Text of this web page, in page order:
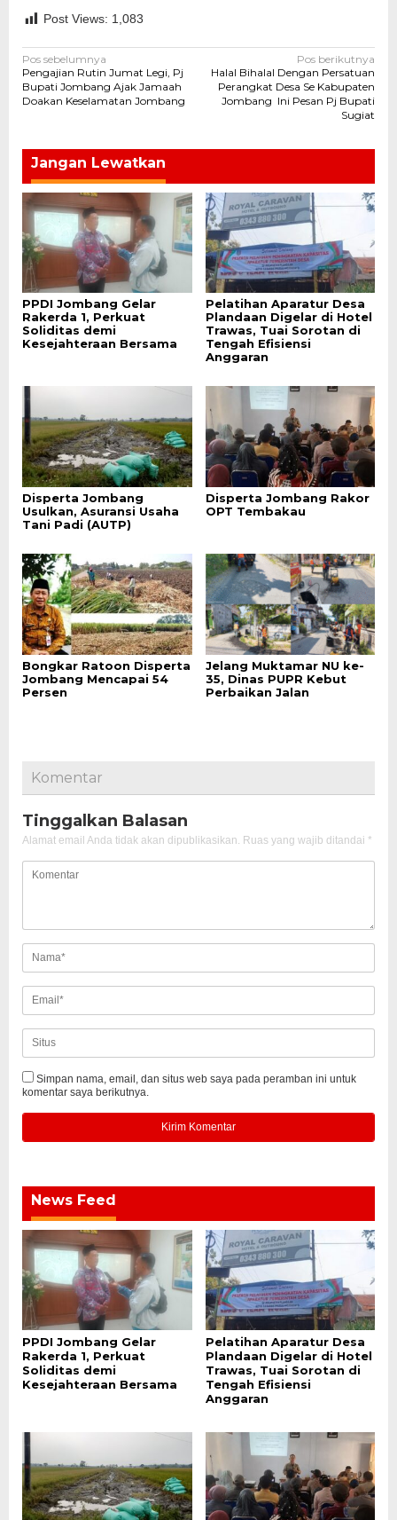
Post Views: 1,083
Navigasi
pos
Pos sebelumnya
Pengajian Rutin Jumat Legi, Pj
Bupati Jombang Ajak Jamaah
Doakan Keselamatan Jombang
Pos berikutnya
Halal Bihalal Dengan Persatuan
Perangkat Desa Se Kabupaten
Jombang Ini Pesan Pj Bupati
Sugiat
Jangan Lewatkan
PPDI Jombang Gelar
Rakerda 1, Perkuat
Soliditas demi
Kesejahteraan Bersama
Pelatihan Aparatur Desa
Plandaan Digelar di Hotel
Trawas, Tuai Sorotan di
Tengah Efisiensi
Anggaran
Disperta Jombang
Usulkan, Asuransi Usaha
Tani Padi (AUTP)
Disperta Jombang Rakor
OPT Tembakau
Bongkar Ratoon Disperta
Jombang Mencapai 54
Persen
Jelang Muktamar NU ke-
35, Dinas PUPR Kebut
Perbaikan Jalan
Komentar
Tinggalkan Balasan
Alamat email Anda tidak akan dipublikasikan. Ruas yang wajib ditandai *
Simpan nama, email, dan situs web saya pada peramban ini untuk
komentar saya berikutnya.
News Feed
PPDI Jombang Gelar
Rakerda 1, Perkuat
Soliditas demi
Kesejahteraan Bersama
Pelatihan Aparatur Desa
Plandaan Digelar di Hotel
Trawas, Tuai Sorotan di
Tengah Efisiensi
Anggaran